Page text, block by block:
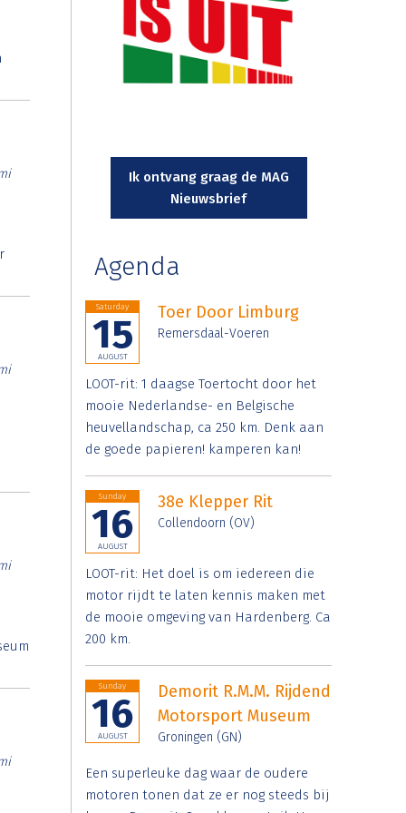
Ik ontvang graag de MAG
Nieuwsbrief
Agenda
Saturday
15
AUGUST
Toer Door Limburg
Remersdaal-Voeren
LOOT-rit: 1 daagse Toertocht door het
mooie Nederlandse- en Belgische
heuvellandschap, ca 250 km. Denk aan
de goede papieren! kamperen kan!
Sunday
16
AUGUST
38e Klepper Rit
Collendoorn (OV)
LOOT-rit: Het doel is om iedereen die
motor rijdt te laten kennis maken met
de mooie omgeving van Hardenberg. Ca
200 km.
Sunday
16
AUGUST
Demorit R.M.M. Rijdend
Motorsport Museum
Groningen (GN)
Een superleuke dag waar de oudere
motoren tonen dat ze er nog steeds bij